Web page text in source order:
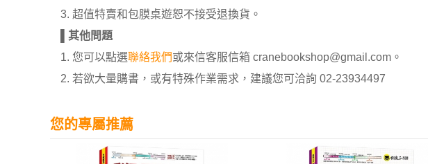
3. 超值特賣和包膜桌遊恕不接受退換貨。
其他問題
1. 您可以點選聯絡我們或來信客服信箱 cranebookshop@gmail.com。
2. 若欲大量購書，或有特殊作業需求，建議您可洽詢 02-23934497
您的專屬推薦